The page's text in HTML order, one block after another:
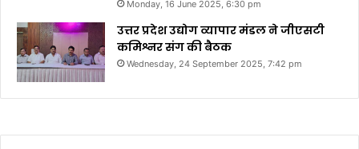
Monday, 16 June 2025, 6:30 pm
उत्तर प्रदेश उद्योग व्यापार मंडल ने जीएसटी
कमिश्नर संग की बैठक
Wednesday, 24 September 2025, 7:42 pm